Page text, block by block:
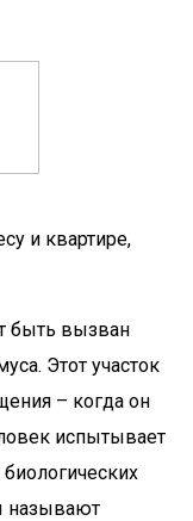
и квартире,
быть вызван
Этот участок
– когда он
испытывает
называют